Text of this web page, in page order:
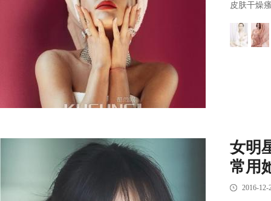
皮肤干燥
女明
常用
2016-12-